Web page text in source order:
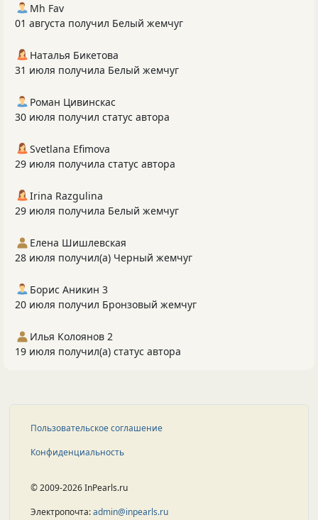
Mh Fav
01 августа получил Белый жемчуг
Наталья Бикетова
31 июля получила Белый жемчуг
Роман Цивинскас
30 июля получил статус автора
Svetlana Efimova
29 июля получила статус автора
Irina Razgulina
29 июля получила Белый жемчуг
Елена Шишлевская
28 июля получил(а) Черный жемчуг
Борис Аникин 3
20 июля получил Бронзовый жемчуг
Илья Колоянов 2
19 июля получил(а) статус автора
Пользовательское соглашение
Конфиденциальность
© 2009-2026 InPearls.ru
Электропочта:admin@inpearls.ru